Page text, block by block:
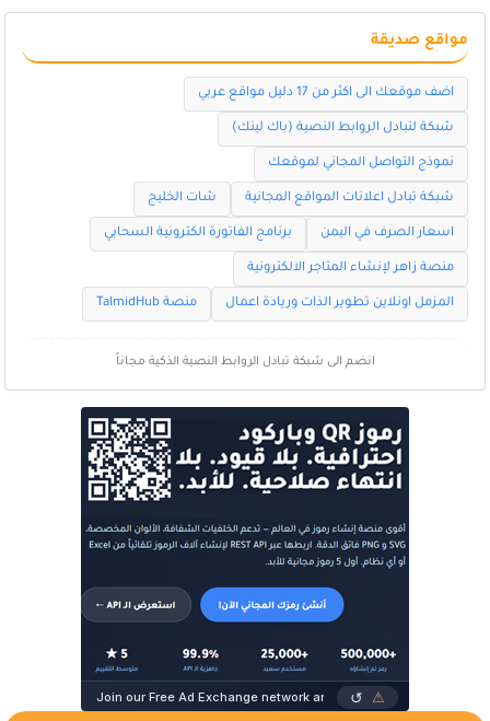
مواقع صديقة
اضف موقعك الى اكثر من 17 دليل مواقع عربي
شبكة لتبادل الروابط النصية (باك لينك)
نموذج التواصل المجاني لموقعك
شبكة تبادل اعلانات المواقع المجانية شات الخليج
اسعار الصرف في اليمن برنامج الفاتورة الكترونية السحابي
منصة زاهر لإنشاء المتاجر الالكترونية
المزمل اونلاين تطوير الذات وريادة اعمال منصة TalmidHub
انضم الى شبكة تبادل الروابط النصية الذكية مجاناً